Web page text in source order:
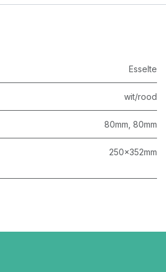
Esselte
wit/rood
80mm 80mm
250x352mm